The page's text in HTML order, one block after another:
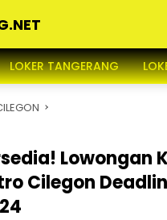
LOKER TANGERANG
Lowongan
Cilegon